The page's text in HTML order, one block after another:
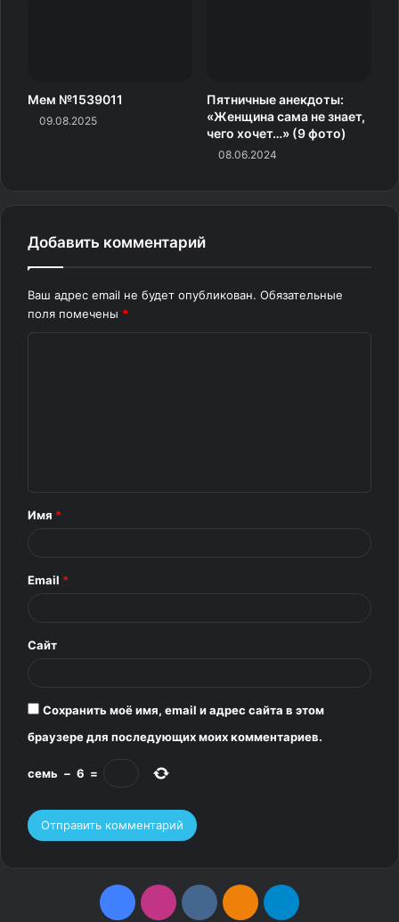
Мем №1539011
09.08.2025
Пятничные анекдоты:
«Женщина сама не знает,
чего хочет…» (9 фото)
08.06.2024
Добавить комментарий
Ваш адрес email не будет опубликован. Обязательные
поля помечены *
и
*
Имя *
Email *
Сайт
Сохранить моё имя, email и адрес сайта в этом
браузере для последующих моих комментариев.
семь − 6 =
F v О T